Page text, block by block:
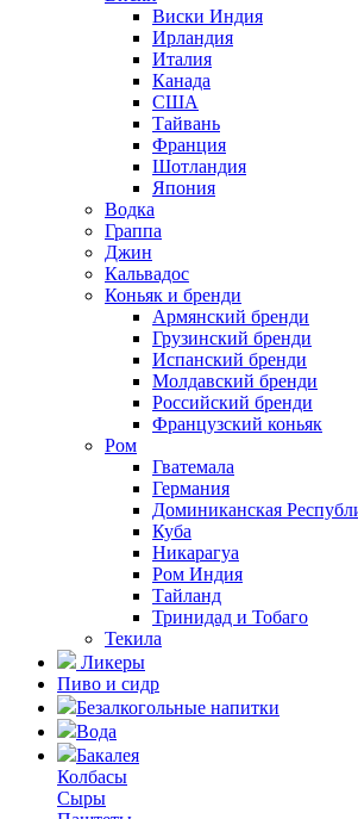
Виски Индия
Ирландия
Италия
Канада
США
Тайвань
Франция
Шотландия
Япония
Водка
Граппа
Джин
Кальвадос
Коньяк и бренди
Армянский бренди
Грузинский бренди
Испанский бренди
Молдавский бренди
Российский бренди
Французский коньяк
Ром
Гватемала
Германия
Доминиканская
Куба
Никарагуа
Ром Индия
Тайланд
Тринидад и Тобаго
Текила
Ликеры
Пиво и сидр
Безалкогольные напитки
Вода
Бакалея
Колбасы
Сыры